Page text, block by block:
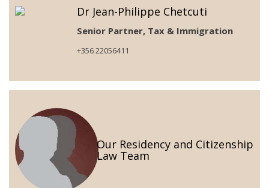
Dr Jean-Philippe Chetcuti
Senior Partner, Tax & Immigration
+356 22056411
Our Residency and Citizenship
Law Team